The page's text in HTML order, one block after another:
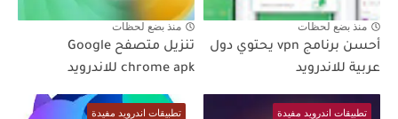
منذ بضع لحظات
أحسن برنامج vpn يحتوي دول
عربية للاندرويد
منذ بضع لحظات
تنزيل متصفح Google
chrome apk للاندرويد
تطبيقات اندرويد مفيدة تطبيقات اندرويد مفيدة